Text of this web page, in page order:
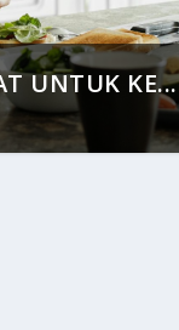
UNTUK KE...